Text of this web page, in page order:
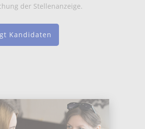
der Stellenanzeige.
Kandidaten